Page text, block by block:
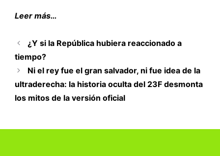
Leer más…
¿Y si la República hubiera reaccionado a
tiempo?
Ni el rey fue el gran salvador, ni fue idea de la
ultraderecha: la historia oculta del 23F desmonta
los mitos de la versión oficial